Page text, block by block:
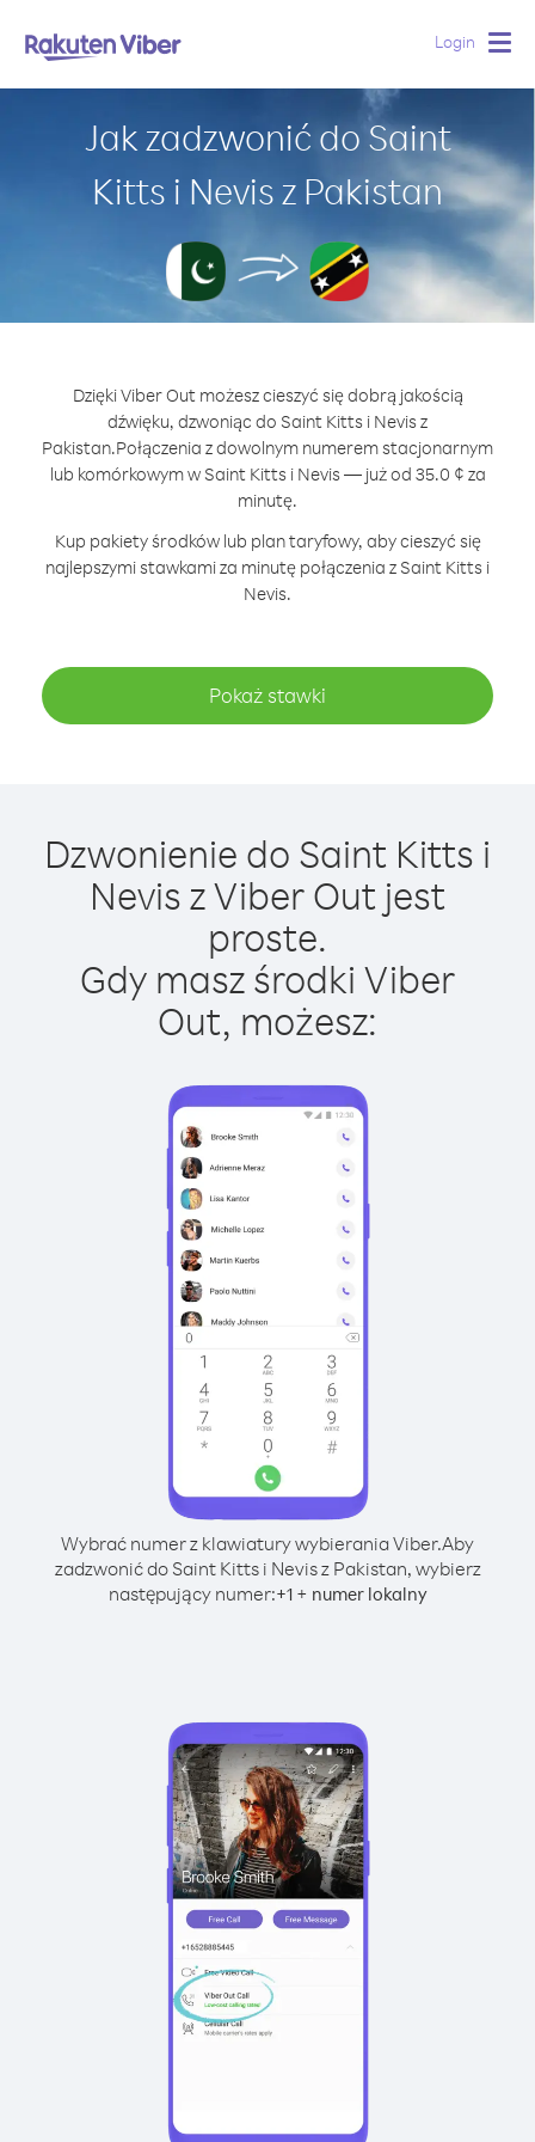
Login
Jak zadzwonić do Saint
Kitts i Nevis z Pakistan
Dzięki Viber Out możesz cieszyć się dobrą jakością
dźwięku, dzwoniąc do Saint Kitts i Nevis z
Pakistan.Połączenia z dowolnym numerem stacjonarnym
lub komórkowym w Saint Kitts i Nevis — już od 35.0 ¢ za
minutę.
Kup pakiety środków lub plan taryfowy, aby cieszyć się
najlepszymi stawkami za minutę połączenia z Saint Kitts i
Nevis.
Pokaż stawki
Dzwonienie do Saint Kitts i
Nevis z Viber Out jest
proste.
Gdy masz środki Viber
Out, możesz:
Wybrać numer z klawiatury wybierania Viber.Aby
zadzwonić do Saint Kitts i Nevis z Pakistan, wybierz
następujący numer:+1+ numer lokalny